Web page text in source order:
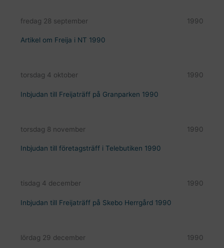
fredag 28 september 1990
Artikel om Freija i NT 1990
torsdag 4 oktober 1990
Inbjudan till Freijaträff på Granparken 1990
torsdag 8 november 1990
Inbjudan till företagsträff i Telebutiken 1990
tisdag 4 december 1990
Inbjudan till Freijaträff på Skebo Herrgård 1990
lördag 29 december 1990